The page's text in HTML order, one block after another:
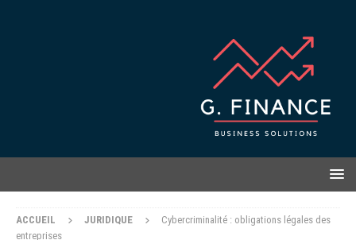
ACCUEIL JURIDIQUE
Cybercriminalité : obligations légales des
entreprises